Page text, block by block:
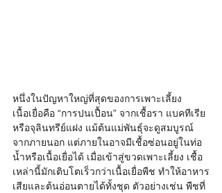
หนึ่งในปัญหาใหญ่ที่สุดของการเพาะเลี้ยง
เนื้อเยื่อคือ “การปนเปื้อน” จากเชื้อรา แบคทีเรีย
หรือจุลินทรีย์แฝง แม้ต้นแม่พันธุ์จะดูสมบูรณ์
จากภายนอก แต่ภายในอาจมีเชื้อซ่อนอยู่ในท่อ
น้ำหรือเนื้อเยื่อได้ เมื่อเข้าสู่ขวดเพาะเลี้ยง เชื้อ
เหล่านี้มักเติบโตเร็วกว่าเนื้อเยื่อพืช ทำให้อาหาร
เสียและต้นอ่อนตายได้ทั้งชุด ตัวอย่างเช่น พืชที่